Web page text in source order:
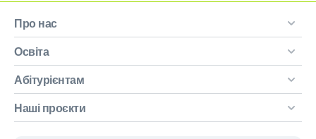
Про нас
Освіта
Абітурієнтам
Наші проєкти